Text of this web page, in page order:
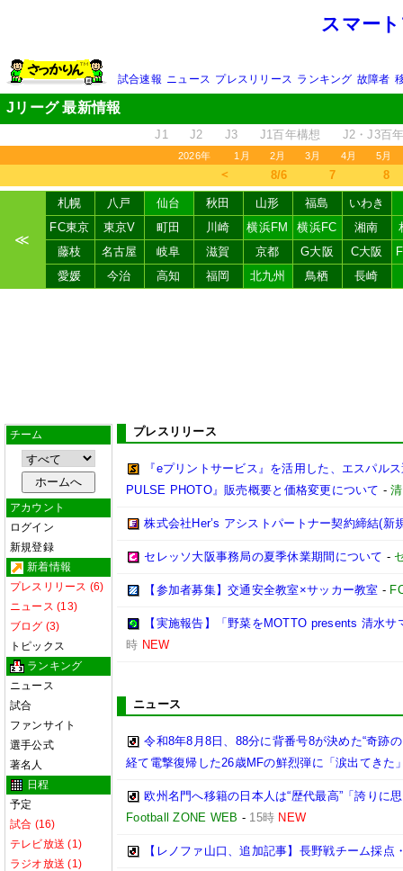
スマー
試合速報 ニュース プレスリリース ランキング 故障者
Jリーグ 最新情報
J1 J2 J3 J1百年構想 J2・J3百
2026年 1月 2月 3月 4月 5月
＜ 8/6 7 8
≪
札幌 八戸 仙台 秋田 山形 福島
いわき
FC東京
東京V 町田 川崎 横浜FM 横浜FC 湘南
藤枝
名古屋 岐阜 滋賀 京都 G大阪 C大阪
愛媛
今治 高知 福岡 北九州 鳥栖 長崎
チーム
アカウント
ログイン
新規登録
新着情報
プレスリリース (6)
ニュース (13)
ブログ (3)
トピックス
ランキング
ニュース
試合
ファンサイト
選手公式
著名人
日程
予定
試合 (16)
テレビ放送 (1)
ラジオ放送 (1)
プレスリリース
『eプリントサービス』を活用した、エスパル
PULSE PHOTO』販売概要と価格変更について -
株式会社Her’s アシストパートナー契約締結(新
セレッソ大阪事務局の夏季休業期間について -
【参加者募集】交通安全教室×サッカー教室 -
【実施報告】「野菜をMOTTO presents 清水
時 NEW
ニュース
令和8年8月8日、88分に背番号8が決めた“奇跡
経て電撃復帰した26歳MFの鮮烈弾に「涙出てきた
欧州名門へ移籍の日本人は“歴代最高”「誇り
Football ZONE WEB - 15時 NEW
【レノファ山口、追加記事】長野戦チーム採点